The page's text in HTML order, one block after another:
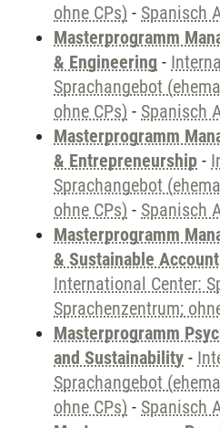
ohne CPs) - Spanisch
Masterprogramm
& Engineering -
Sprachangebot
ohne CPs) - Spanisch
Masterprogramm
& Entrepreneurship -
Sprachangebot
ohne CPs) - Spanisch
Masterprogramm
& Sustainable
International Center:
Sprachenzentrum;
Masterprogramm
and Sustainability -
Sprachangebot
ohne CPs) - Spanisch